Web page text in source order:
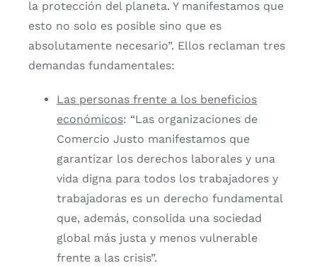
la protección del planeta. Y manifestamos que
esto no solo es posible sino que es
absolutamente necesario”. Ellos reclaman tres
demandas fundamentales:
Las personas frente a los beneficios
económicos: “Las organizaciones de
Comercio Justo manifestamos que
garantizar los derechos laborales y una
vida digna para todos los trabajadores y
trabajadoras es un derecho fundamental
que, además, consolida una sociedad
global más justa y menos vulnerable
frente a las crisis”.